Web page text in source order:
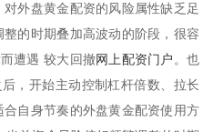
外盘黄金配资的风险属性缺乏足
的时期叠加高波动的阶段，很容
遭遇 较大回撤网上配资门户 。也
，开始主动控制杠杆倍数、拉长
自身节奏的外盘黄金配资使用方